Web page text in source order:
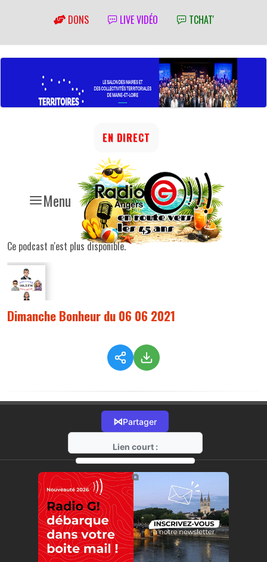
DONS LIVE VIDÉO TCHAT'
Menu
EN DIRECT
Ce podcast n'est plus disponible.
Dimanche Bonheur du 06 06 2021
⋈Partager
Lien court :
https://radio-g.fr?5462
⧉